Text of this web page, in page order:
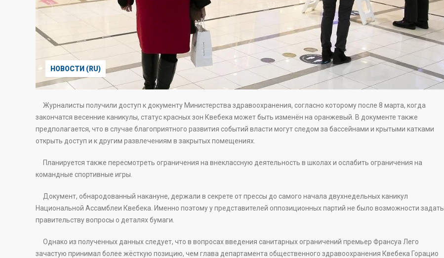
НОВОСТИ (RU)
Журналисты получили доступ к документу Министерства здравоохранения, согласно которому после 8 марта, когда
закончатся весенние каникулы, статус красных зон Квебека может быть изменён на оранжевый. В документе также
предполагается, что в случае благоприятного развития событий власти могут следом за бассейнами и крытыми катками
открыть доступ и к другим развлечениям в закрытых помещениях.
Планируется также пересмотреть ограничения на внеклассную деятельность в школах и ослабить ограничения на
командные спортивные игры.
Документ, обнародованный накануне, держали в секрете от прессы до самого начала двухнедельных каникул
Национальной Ассамблеи Квебека. Именно поэтому у представителей оппозиционных партий не было возможности задать
правительству вопросы о деталях бумаги.
Однако из полученных данных следует, что в вопросах введения санитарных ограничений премьер Франсуа Лего
зачастую принимал более жёсткую позицию, чем глава департамента общественного здравоохранения Квебека Горацио